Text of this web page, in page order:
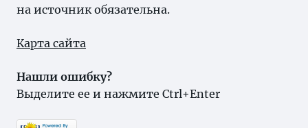
на источник обязательна.
Карта сайта
Нашли ошибку?
Выделите ее и нажмите Ctrl+Enter